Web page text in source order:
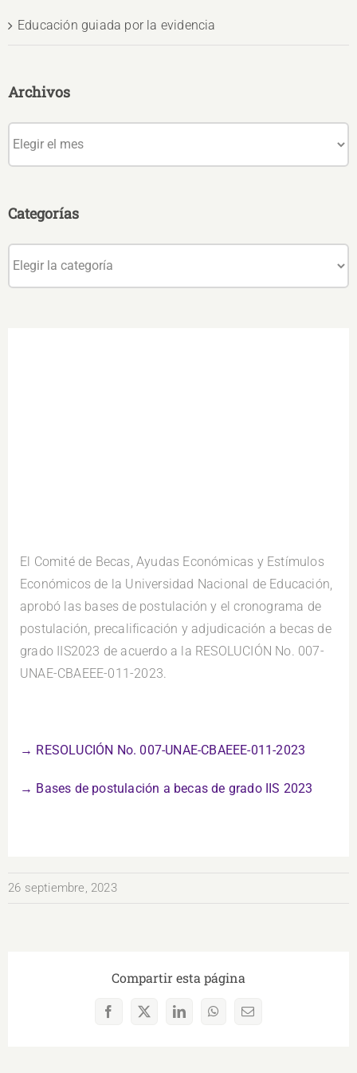
El Comité de Becas, Ayudas Económicas y Estímulos
Económicos de la Universidad Nacional de Educación,
aprobó las bases de postulación y el cronograma de
postulación, precalificación y adjudicación a becas de
grado IIS2023 de acuerdo a la RESOLUCIÓN No. 007-
UNAE-CBAEEE-011-2023.
→ RESOLUCIÓN No. 007-UNAE-CBAEEE-011-2023
→ Bases de postulación a becas de grado IIS 2023
26 septiembre, 2023
Compartir esta página
Facebook
X LinkedInWhatsAppCorreo
Educación guiada por la evidencia
Archivos
Categorías